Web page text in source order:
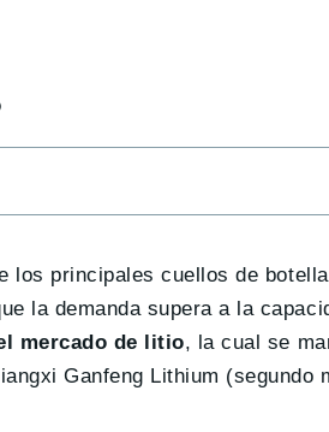
los principales cuellos de
la demanda supera a la
mercado de litio, la cual se
Ganfeng Lithium